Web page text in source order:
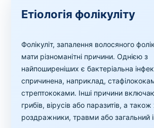
Етіологія фолікуліту
Фолікуліт, запалення волосяного
мати різноманітні причини. Однією з
найпоширеніших є бактеріальна
спричинена, наприклад,
стрептококами. Інші причини
грибів, вірусів або паразитів, а також
роздражники, травми або загальний